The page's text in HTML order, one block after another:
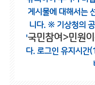
게시물에 대해서는
니다. ※ 기상청의
'국민참여>민원
다. 로그인 유지시간